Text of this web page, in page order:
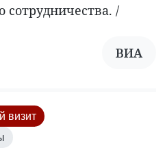
сотрудничества. /
ВИА
визит